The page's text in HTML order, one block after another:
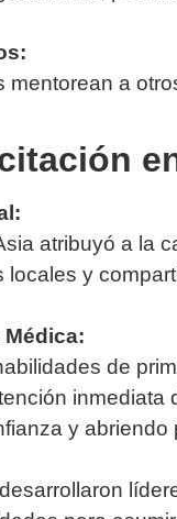
a
atribuyó a la
y
de
inmediata
y